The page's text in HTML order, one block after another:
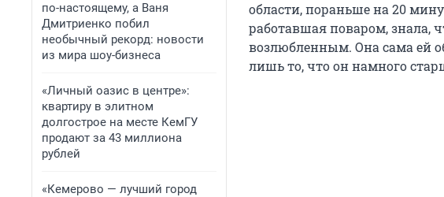
по-настоящему, а Ваня
Дмитриенко побил
необычный рекорд: новости
из мира шоу-бизнеса
«Личный оазис в центре»:
квартиру в элитном
долгострое на месте КемГУ
продают за 43 миллиона
рублей
«Кемерово — лучший город
области, пораньше на 20
работавшая поваром, знала,
возлюбленным. Она сама ей
лишь то, что он намного